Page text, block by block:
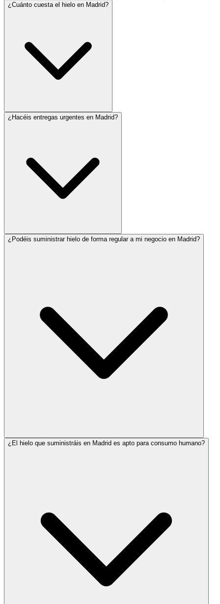
¿Cuánto cuesta el hielo en Madrid?
¿Hacéis entregas urgentes en Madrid?
¿Podéis suministrar hielo de forma regular a mi negocio en Madrid?
¿El hielo que suministráis en Madrid es apto para consumo humano?